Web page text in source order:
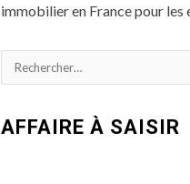
immobilier en France pour les
Rechercher :
AFFAIRE À SAISIR